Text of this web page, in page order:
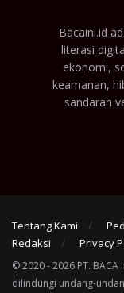
Bacaini.id
literasi
ekonomi,
keamanan,
sandaran
Tentang Kami
Redaksi
Privacy
© 2020 - 2026 PT. BACA
dilindungi undang-